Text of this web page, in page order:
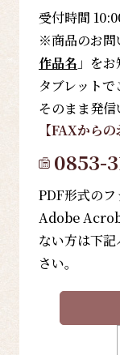
受付時間
※商品のお問
作品名 」を
タブレット
そのまま発信
【FAXから
0853-
PDF形式のフ
Adobe
ない方は下
さい。